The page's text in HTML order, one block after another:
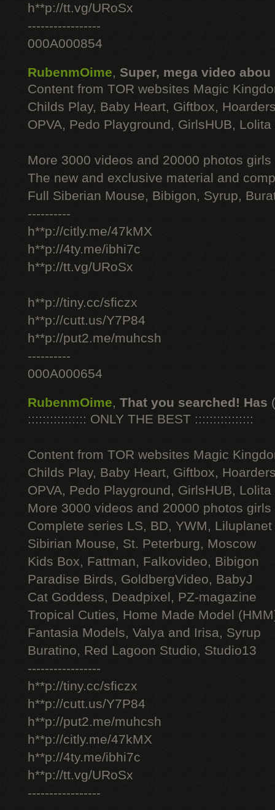
h**p://tt.vg/URoSx
-----------------
000A000854
RubenmOime, Super, mega video abou
Content from TOR websites Magic
Childs Play, Baby Heart, Giftbox,
OPVA, Pedo Playground, GirlsHUB, Lolita
More 3000 videos and 20000 photos
The new and exclusive material and
Full Siberian Mouse, Bibigon, Syrup,
----------
h**p://citly.me/47kMX
h**p://4ty.me/ibhi7c
h**p://tt.vg/URoSx
h**p://tiny.cc/sficzx
h**p://cutt.us/Y7P84
h**p://put2.me/muhcsh
----------
000A000654
RubenmOime, That you searched! Has
:::::::::::::::: ONLY THE BEST ::::::::::::::::
Content from TOR websites Magic
Childs Play, Baby Heart, Giftbox,
OPVA, Pedo Playground, GirlsHUB, Lolita
More 3000 videos and 20000 photos
Complete series LS, BD, YWM, Liluplanet
Sibirian Mouse, St. Peterburg, Moscow
Kids Box, Fattman, Falkovideo, Bibigon
Paradise Birds, GoldbergVideo, BabyJ
Cat Goddess, Deadpixel, PZ-magazine
Tropical Cuties, Home Made Model
Fantasia Models, Valya and Irisa, Syrup
Buratino, Red Lagoon Studio, Studio13
-----------------
h**p://tiny.cc/sficzx
h**p://cutt.us/Y7P84
h**p://put2.me/muhcsh
h**p://citly.me/47kMX
h**p://4ty.me/ibhi7c
h**p://tt.vg/URoSx
-----------------